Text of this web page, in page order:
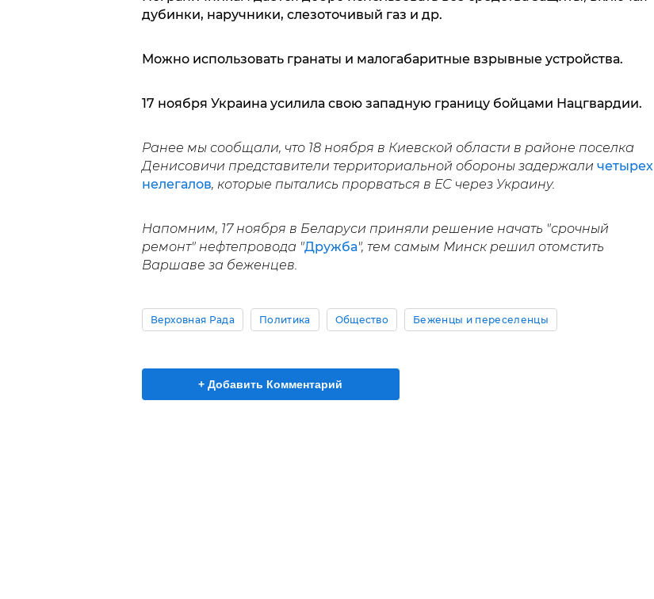
дубинки, наручники, слезоточивый газ и др.
Можно использовать гранаты и малогабаритные взрывные устройства.
17 ноября Украина усилила свою западную границу бойцами Нацгвардии.
Ранее мы сообщали, что 18 ноября в Киевской области в районе поселка
Денисовичи представители территориальной обороны задержали четырех
нелегалов, которые пытались прорваться в ЕС через Украину.
Напомним, 17 ноября в Беларуси приняли решение начать "срочный
ремонт" нефтепровода "Дружба", тем самым Минск решил отомстить
Варшаве за беженцев.
Верховная Рада Политика Общество Беженцы и переселенцы
+ Добавить Комментарий